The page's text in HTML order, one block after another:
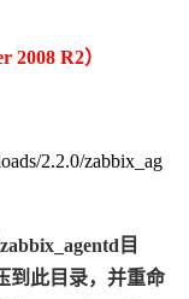
R2）
2.2.0/zabbix_ag
目
到此目录，并重命